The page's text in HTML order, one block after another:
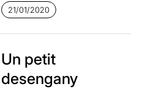
un de més actual: ser una
refugiada que s'aventura a
creuar el mar amb una
les seves creences i el seu
aspecte seran l'eix vertebral
del rebuig que rep per part
21/01/2020
Un petit
desengany